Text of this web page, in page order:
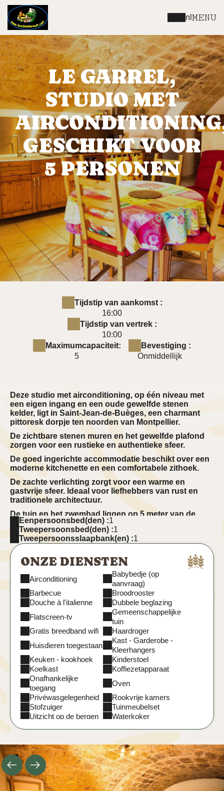
nl MENU
LE GARREL,
STUDIO MET
GESCHIKT VOOR
5 PERSONEN
Tijdstip van aankomst :
16:00
Tijdstip van vertrek :
10:00
Maximumcapaciteit:
5
Bevestiging :
Onmiddellijk
Deze studio met airconditioning, op één niveau met
een eigen ingang en een oude gewelfde stenen
kelder, ligt in Saint-Jean-de-Buèges, een charmant
pittoresk dorpje ten noorden van Montpellier.
De zichtbare stenen muren en het gewelfde plafond
zorgen voor een rustieke en authentieke sfeer.
De goed ingerichte accommodatie beschikt over een
moderne kitchenette en een comfortabele zithoek.
De zachte verlichting zorgt voor een warme en
gastvrije sfeer. Ideaal voor liefhebbers van rust en
traditionele architectuur.
De tuin en het zwembad liggen op 5 meter van de
ingang van de studio.
Virtuele rondleiding door het appartement "Le Garrel"
Eenpersoonsbed(den) :1
Tweepersoonsbed(den) :1
Tweepersoonsslaapbank(en) :1
ONZE DIENSTEN
Airconditioning
Babybedje (op
aanvraag)
Barbecue
Broodrooster
Douche à l'italienne
Dubbele beglazing
Flatscreen-tv
Gemeenschappelijke
tuin
Gratis breedband wifi
Haardroger
Huisdieren toegestaan
Kast - Garderobe -
Kleerhangers
Keuken - kookhoek
Kinderstoel
Koelkast
Koffiezetapparaat
Onafhankelijke
toegang
Oven
Privéwasgelegenheid
Rookvrije kamers
Stofzuiger
Tuinmeubelset
Uitzicht op de bergen
Waterkoker